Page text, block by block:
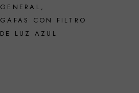
GENERAL
GAFAS CON FILTRO
DE LUZ AZUL